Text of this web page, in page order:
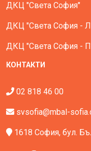
ДКЦ "Света София"
ДКЦ "Света София -
ДКЦ "Света София -
КОНТАКТИ
02 818 46 00
svsofia@mbal-
1618 София, бул.